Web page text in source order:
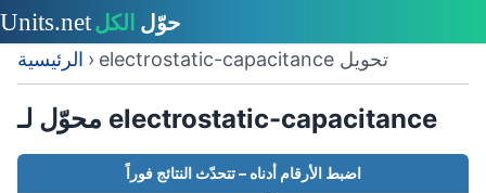
الرئيسية › electrostatic-capacitance تحويل
محوّل لـ electrostatic-capacitance
اضبط الأرقام أدناه – تتحدّث النتائج فوراً